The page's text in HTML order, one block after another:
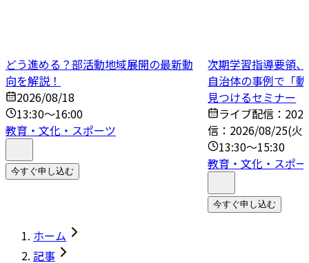
どう進める？部活動地域展開の最新動
向を解説！
2026/08/18
13:30～16:00
教育・文化・スポーツ
今すぐ申し込む
次期学習指導要領
自治体の事例で「
見つけるセミナー
ライブ配信：
信：2026/08/25(火)
13:30～15:30
教育・文化・スポ
今すぐ申し込む
ホーム
記事